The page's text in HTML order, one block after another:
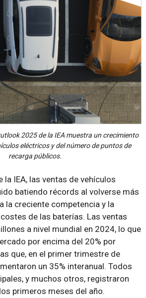
2025 de la IEA muestra un crecimiento
eléctricos y del número de puntos de
recarga públicos.
la IEA, las ventas de vehículos
batiendo récords al volverse más
la creciente competencia y la
de las baterías. Las ventas
a nivel mundial en 2024, lo que
por encima del 20% por
que, en el primer trimestre de
un 35% interanual. Todos
y muchos otros, registraron
primeros meses del año.